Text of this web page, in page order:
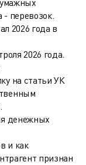
перевозок.
2026 года в
2026 года.
на статьи УК
денежных
и как
признан